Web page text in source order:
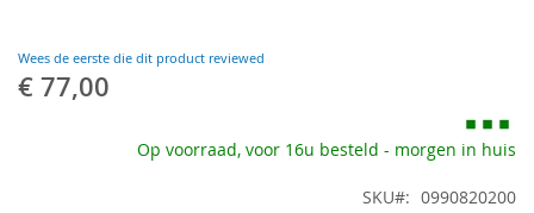
Wees de eerste die dit product reviewed
€ 77,00
Op voorraad, voor 16u besteld - morgen in huis
SKU 0990820200